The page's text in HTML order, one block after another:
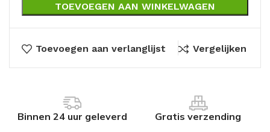
TOEVOEGEN AAN WINKELWAGEN
Toevoegen aan verlanglijst Vergelijken
Binnen 24 uur geleverd Gratis verzending